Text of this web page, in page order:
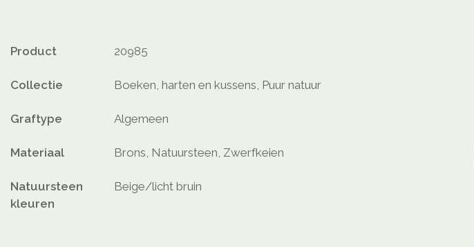
Product 20985
Collectie Boeken, harten en kussens, Puur natuur
Graftype Algemeen
Materiaal Brons, Natuursteen, Zwerfkeien
Natuursteen
kleuren
Beige/licht bruin